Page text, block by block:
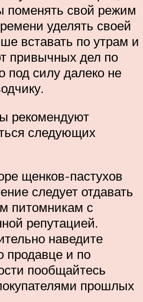
поменять свой режим
уделять своей
вставать по утрам и
привычных дел по
под силу далеко не
рекомендуют
следующих
щенков-пастухов
следует отдавать
питомникам с
репутацией.
наведите
продавце и по
пообщайтесь
прошлых